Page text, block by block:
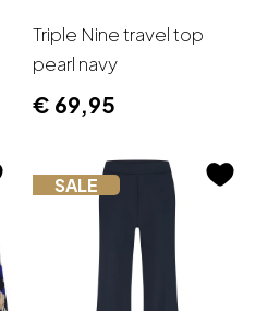
Triple Nine travel top
pearl navy
€ 69,95
SALE